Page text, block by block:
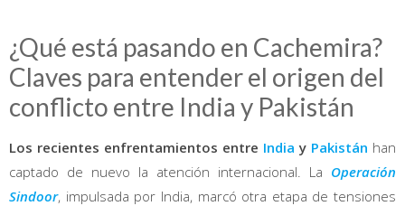
¿Qué está pasando en Cachemira?
Claves para entender el origen del
conflicto entre India y Pakistán
Los recientes enfrentamientos entre India y Pakistán han
captado de nuevo la atención internacional. La Operación
Sindoor, impulsada por India, marcó otra etapa de tensiones